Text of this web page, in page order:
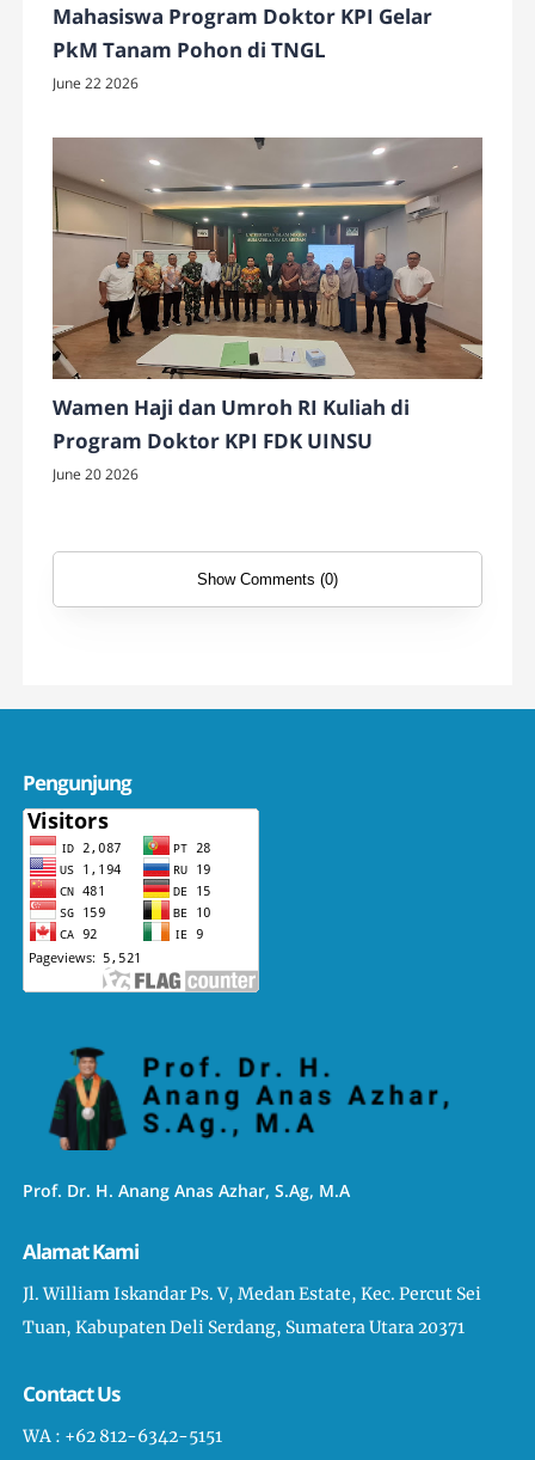
Mahasiswa Program Doktor KPI Gelar
PkM Tanam Pohon di TNGL
June 22 2026
Wamen Haji dan Umroh RI Kuliah di
Program Doktor KPI FDK UINSU
June 20 2026
Show Comments (0)
Pengunjung
Prof. Dr. H. Anang Anas Azhar, S.Ag, M.A
Alamat Kami
Jl. William Iskandar Ps. V, Medan Estate, Kec. Percut Sei
Tuan, Kabupaten Deli Serdang, Sumatera Utara 20371
Contact Us
WA : +62 812-6342-5151